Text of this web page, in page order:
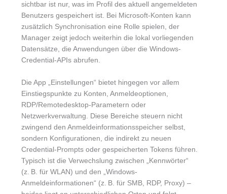
sichtbar ist nur, was im Profil des aktuell angemeldeten
Benutzers gespeichert ist. Bei Microsoft-Konten kann
zusätzlich Synchronisation eine Rolle spielen, der
Manager zeigt jedoch weiterhin die lokal vorliegenden
Datensätze, die Anwendungen über die Windows-
Credential-APIs abrufen.
Die App „Einstellungen“ bietet hingegen vor allem
Einstiegspunkte zu Konten, Anmeldeoptionen,
RDP/Remotedesktop-Parametern oder
Netzwerkverwaltung. Diese Bereiche steuern nicht
zwingend den Anmeldeinformationsspeicher selbst,
sondern Konfigurationen, die indirekt zu neuen
Credential-Prompts oder gespeicherten Tokens führen.
Typisch ist die Verwechslung zwischen „Kennwörter“
(z. B. für WLAN) und den „Windows-
Anmeldeinformationen“ (z. B. für SMB, RDP, Proxy) –